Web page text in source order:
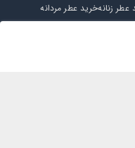
عطر زنانهخرید عطر مردانه